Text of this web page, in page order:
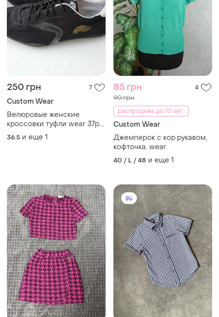
250 грн 7
Сustom Wear
Велюровые женские
кроссовки туфли wear 37р.
24 см.
36.5 и еще 1
85 грн 4
90 грн
распродажа до 10 авг.
Сustom Wear
Джемперок с кор.рукавом,
кофточка. wear.
40 / L / 48 и еще 1